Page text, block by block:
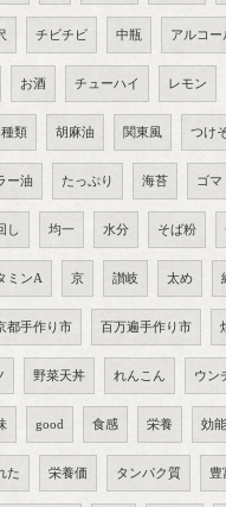
チビチビ 中瓶 アルコー
お酒 チューハイ レモン
類 胡麻油 関東風 つけ
ー油 たっぷり 海苔 ゴマ
し 均一 水分 そば粉
ミンA 京 讃岐 太め
都手作り市 百万遍手作り市
野菜天丼 れんこん ウン
good 食感 栄養 効能
た 栄養価 タンパク質 豊